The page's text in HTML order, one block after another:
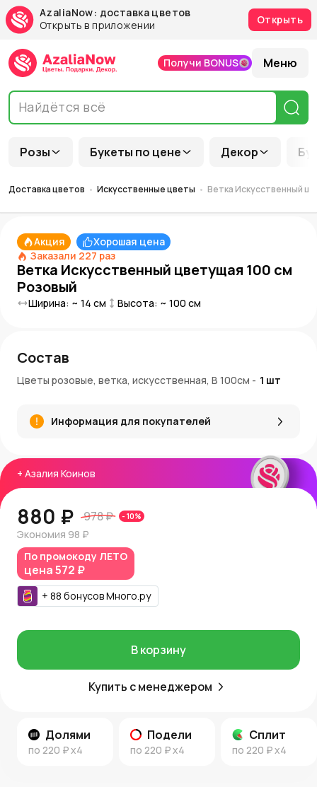
AzaliaNow: доставка цветов
Открыть в приложении
Открыть
Розы Букеты по цене Декор
Получи BONUS Меню
Доставка цветов Искусственные цветы Ветка Искусственный
Акция
Хорошая цена
Заказали 227 раз
Ветка Искусственный цветущая 100 см
Розовый
Ширина: ~ 14 см Высота: ~ 100 см
+ Азалия Коинов
880 ₽ 978 ₽ - 10%
Экономия 98 ₽
По промокоду ЛЕТО
цена572 ₽
+ 88 бонусовМного.ру
В корзину
Купить с менеджером
Долями
по 220 ₽x4
Подели
по 220 ₽x4
Сплит
по 220 ₽x4
Состав
Цветы розовые, ветка, искусственная, В 100см - 1 шт
Информация для покупателей